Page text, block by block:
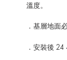
溫度。
． 基層地面
． 安裝後 24